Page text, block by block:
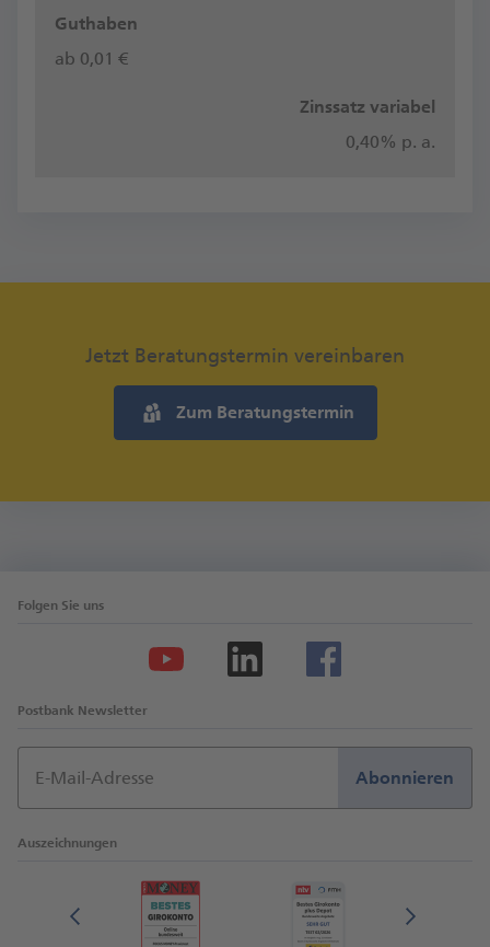
ab 0,01 €
0,40% p. a.
Jetzt Beratungstermin vereinbaren
Zum Beratungstermin
Folgen Sie uns
Postbank Newsletter
E-Mail-Adresse Abonnieren
Auszeichnungen